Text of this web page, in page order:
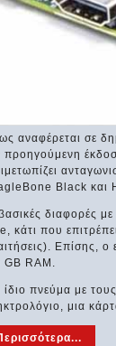
αναφέρεται σε
προηγούμενη
Black και
διαφορές
κάτι που
Επίσης, ο
GB RAM.
ίδιο πνεύμα με
μια